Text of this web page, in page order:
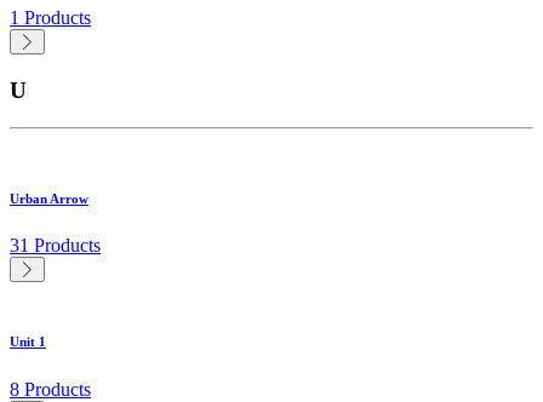
1 Products
U
Urban Arrow
31 Products
Unit 1
8 Products